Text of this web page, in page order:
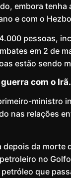
embora tenha
e com o
pessoas,
em 2 de
estão sendo
com o Irã.
ministro
nas relações
da morte
no
que